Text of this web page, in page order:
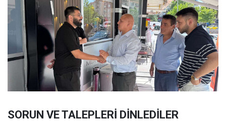
SORUN VE TALEPLERİ DİNLEDİLER